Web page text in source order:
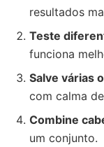
resultados
Teste
funciona
Salve várias
com calma
Combine
um conjunto.